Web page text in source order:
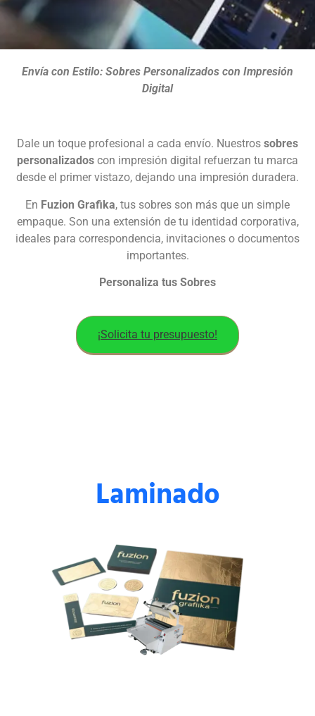
Envía con Estilo: Sobres Personalizados con Impresión
Digital
Dale un toque profesional a cada envío. Nuestros sobres
personalizados con impresión digital refuerzan tu marca
desde el primer vistazo, dejando una impresión duradera.
En Fuzion Grafika, tus sobres son más que un simple
empaque. Son una extensión de tu identidad corporativa,
ideales para correspondencia, invitaciones o documentos
importantes.
Personaliza tus Sobres
¡Solicita tu presupuesto!
Laminado